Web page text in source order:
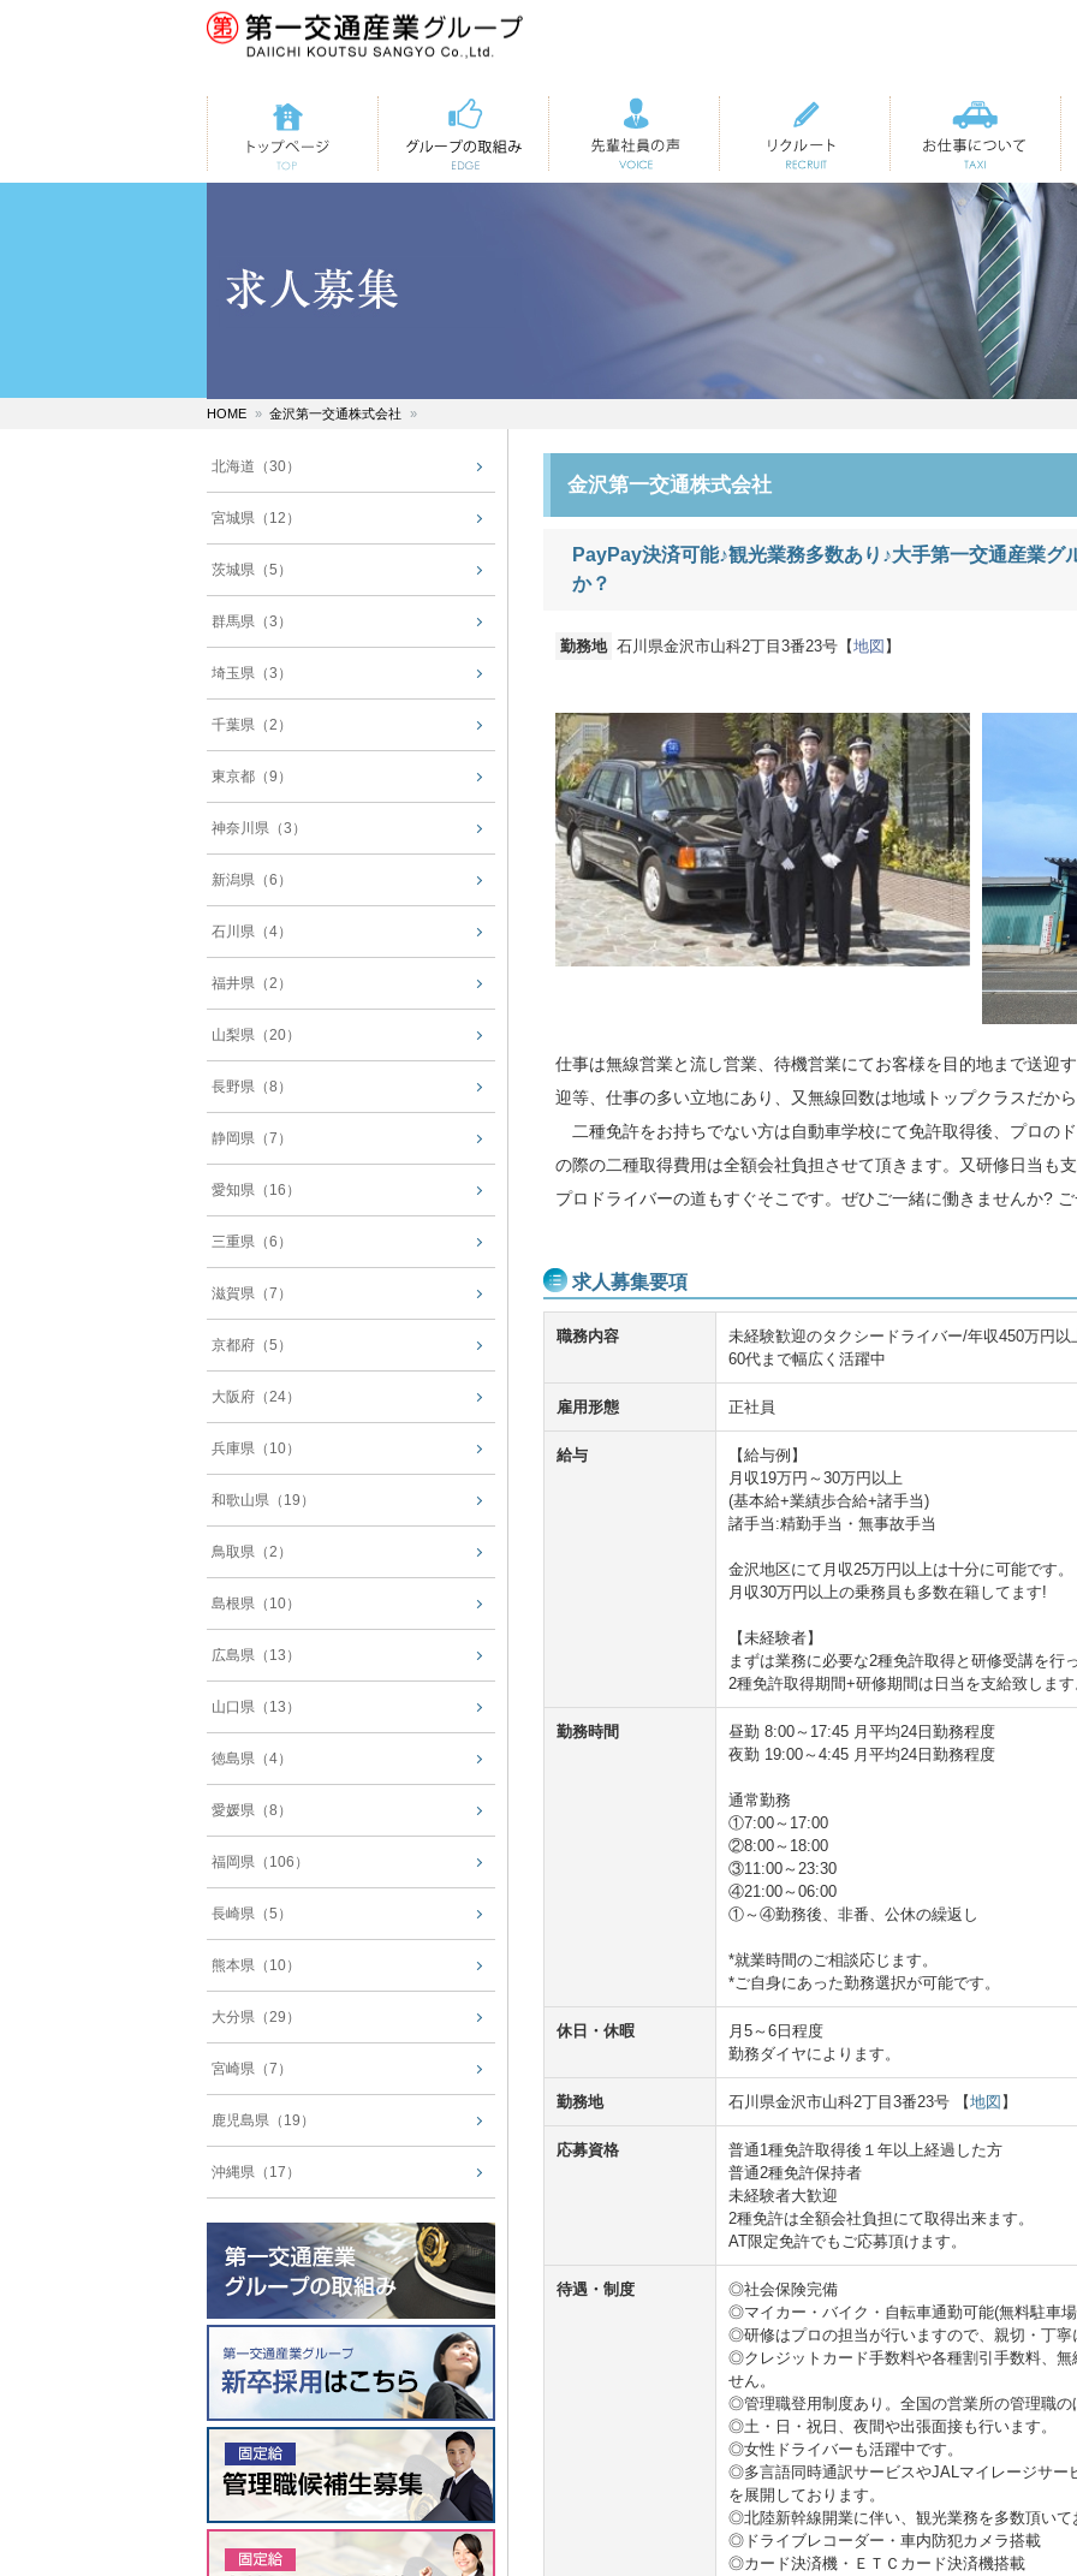
トップページ 第一交通の取組み 先輩社員の声 リクルート お仕事について
HOME 金沢第一交通株式会社
金沢第一交通株式会社
PayPay決済可能♪観光業務多数あり♪大手第一交通産業グ
か？
勤務地 石川県金沢市山科2丁目3番23号【地図 】
仕事は無線営業と流し営業、待機営業にてお客様を目的地まで送迎
迎等、仕事の多い立地にあり、又無線回数は地域トップクラスだか
二種免許をお持ちでない方は自動車学校にて免許取得後、プロの
の際の二種取得費用は全額会社負担させて頂きます。又研修日当も支
プロドライバーの道もすぐそこです。ぜひご一緒に働きませんか?
求人募集要項
職務内容
未経験歓迎のタクシードライバー/年収450万円
60代まで幅広く活躍中
雇用形態 正社員
給与
【給与例】
月収19万円～30万円以上
(基本給+業績歩合給+諸手当)
諸手当:精勤手当・無事故手当
金沢地区にて月収25万円以上は十分に可能です。
月収30万円以上の乗務員も多数在籍してます!
【未経験者】
まずは業務に必要な2種免許取得と研修受講を行
2種免許取得期間+研修期間は日当を支給致します
勤務時間
昼勤 8:00～17:45 月平均24日勤務程度
夜勤 19:00～4:45 月平均24日勤務程度
通常勤務
①7:00～17:00
②8:00～18:00
③11:00～23:30
④21:00～06:00
①～④勤務後、非番、公休の繰返し
*就業時間のご相談応じます。
*ご自身にあった勤務選択が可能です。
休日・休暇
月5～6日程度
勤務ダイヤによります。
勤務地 石川県金沢市山科2丁目3番23号 【地図 】
応募資格
普通1種免許取得後１年以上経過した方
普通2種免許保持者
未経験者大歓迎
2種免許は全額会社負担にて取得出来ます。
AT限定免許でもご応募頂けます。
待遇・制度
◎社会保険完備
◎マイカー・バイク・自転車通勤可能(無料駐車
◎研修はプロの担当が行いますので、親切・丁寧
◎クレジットカード手数料や各種割引手数料、
せん。
◎管理職登用制度あり。全国の営業所の管理職の
◎土・日・祝日、夜間や出張面接も行います。
◎女性ドライバーも活躍中です。
◎多言語同時通訳サービスやJALマイレージサー
を展開しております。
◎北陸新幹線開業に伴い、観光業務を多数頂いて
◎ドライブレコーダー・車内防犯カメラ搭載
◎カード決済機・ＥＴＣカード決済機搭載
北海道（30）
宮城県（12）
茨城県（5）
群馬県（3）
埼玉県（3）
千葉県（2）
東京都（9）
神奈川県（3）
新潟県（6）
石川県（4）
福井県（2）
山梨県（20）
長野県（8）
静岡県（7）
愛知県（16）
三重県（6）
滋賀県（7）
京都府（5）
大阪府（24）
兵庫県（10）
和歌山県（19）
鳥取県（2）
島根県（10）
広島県（13）
山口県（13）
徳島県（4）
愛媛県（8）
福岡県（106）
長崎県（5）
熊本県（10）
大分県（29）
宮崎県（7）
鹿児島県（19）
沖縄県（17）